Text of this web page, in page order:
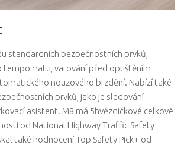
standardních bezpečnostních prvků,
tempomatu, varování před opuštěním
nouzového brzdění. Nabízí také
prvků, jako je sledování
asistent. M8 má 5hvězdičkové celkové
od National Highway Traffic Safety
také hodnocení Top Safety Pick+ od